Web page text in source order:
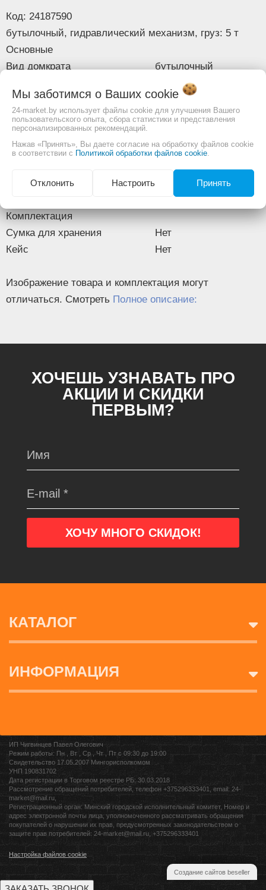
Код: 24187590
бутылочный, гидравлический механизм, груз: 5 т
Основные
Вид домкрата
бутылочный
гидравлический
Грузоподъемность
5 т
Максимальная высота подъема382 мм
Цвет
Технические характеристики
Размеры и вес
42 кг
Комплектация
Сумка для хранения
Нет
Кейс
Нет
Изображение товара и комплектация могут
отличаться. Смотреть Полное описание:
ХОЧЕШЬ УЗНАВАТЬ ПРО
АКЦИИ И СКИДКИ
ПЕРВЫМ?
КАТАЛОГ
ИНФОРМАЦИЯ
ИП Чигвинцев Павел Олегович
Режим работы: Пн , Вт , Ср , Чт , Пт c 09:30 до 19:00
Свидетельство 17.05.2007 Мингорисполкомом
УНП 190831702
Дата регистрации в Торговом реестре РБ: 30.03.2018
Рассмотрение обращений потребителей, телефон +375296333401, email: 24-
market@mail.ru,
Регистрационный орган: Минский городской исполнительный комитет, Номер и
адрес электронной почты лица, уполномоченного рассматривать обращения
покупателей о нарушении их прав, предусмотренных законодательством о
защите прав потребителей: 24-market@mail.ru, +375296333401
Настройка файлов cookie
Создание сайтов beseller
Мы заботимся о Ваших cookie
24-market.by использует файлы cookie для улучшения Вашего
пользовательского опыта, сбора статистики и представления
персонализированных рекомендаций.
Нажав «Принять», Вы даете согласие на обработку файлов cookie
в соответствии с Политикой обработки файлов cookie.
Отклонить Настроить Принять